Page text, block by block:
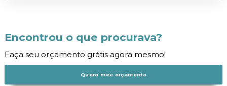
Encontrou o que procurava?
Faça seu orçamento grátis agora mesmo!
Quero meu orçamento